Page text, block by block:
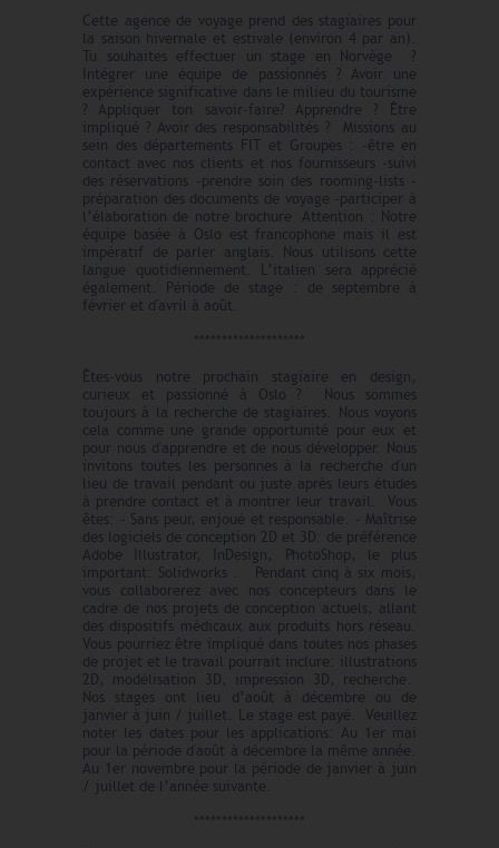
Cette agence de voyage prend des stagiaires pour
la saison hivernale et estivale (environ 4 par an).
Tu souhaites effectuer un stage en Norvège ?
Intégrer une équipe de passionnés ? Avoir une
expérience significative dans le milieu du tourisme
? Appliquer ton savoir-faire? Apprendre ? Être
impliqué ? Avoir des responsabilités ? Missions au
sein des départements FIT et Groupes : -être en
contact avec nos clients et nos fournisseurs -suivi
des réservations -prendre soin des rooming-lists -
préparation des documents de voyage -participer à
l’élaboration de notre brochure Attention : Notre
équipe basée à Oslo️ est francophone mais il est
impératif de parler anglais. Nous utilisons cette
langue quotidiennement. L’italien sera apprécié
également. Période de stage : de septembre à
février et d'avril à août.
Êtes-vous notre prochain stagiaire en design,
curieux et passionné à Oslo ? Nous sommes
toujours à la recherche de stagiaires. Nous voyons
cela comme une grande opportunité pour eux et
pour nous d'apprendre et de nous développer. Nous
invitons toutes les personnes à la recherche d'un
lieu de travail pendant ou juste après leurs études
à prendre contact et à montrer leur travail. Vous
êtes: - Sans peur, enjoué et responsable. - Maîtrise
des logiciels de conception 2D et 3D: de préférence
Adobe Illustrator, InDesign, PhotoShop, le plus
important: Solidworks . Pendant cinq à six mois,
vous collaborerez avec nos concepteurs dans le
cadre de nos projets de conception actuels, allant
des dispositifs médicaux aux produits hors réseau.
Vous pourriez être impliqué dans toutes nos phases
de projet et le travail pourrait inclure: illustrations
2D, modélisation 3D, impression 3D, recherche.
Nos stages ont lieu d’août à décembre ou de
janvier à juin / juillet. Le stage est payé. Veuillez
noter les dates pour les applications: Au 1er mai
pour la période d'août à décembre la même année.
Au 1er novembre pour la période de janvier à juin
/ juillet de l’année suivante.